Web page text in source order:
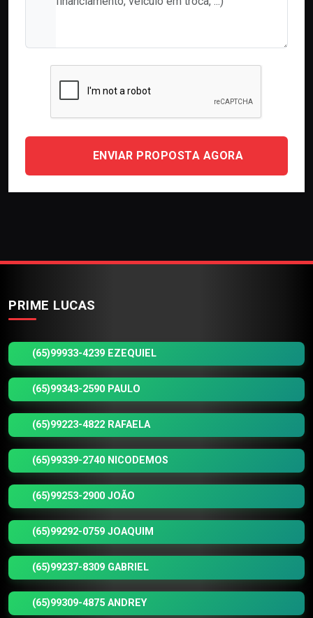
ENVIAR PROPOSTA AGORA
PRIME LUCAS
(65)99933-4239 EZEQUIEL
(65)99343-2590 PAULO
(65)99223-4822 RAFAELA
(65)99339-2740 NICODEMOS
(65)99253-2900 JOÃO
(65)99292-0759 JOAQUIM
(65)99237-8309 GABRIEL
(65)99309-4875 ANDREY